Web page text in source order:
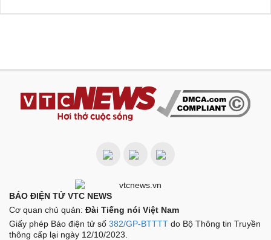
BÁO ĐIỆN TỬ VTC NEWS
Cơ quan chủ quản: Đài Tiếng nói Việt Nam
Giấy phép Báo điện tử số 382/GP-BTTTT do Bộ Thông tin Truyền
thông cấp lại ngày 12/10/2023.